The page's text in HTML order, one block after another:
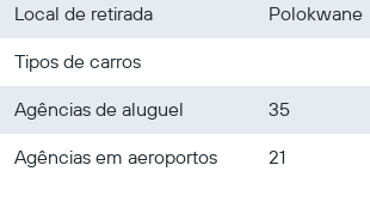
Local de retirada
Polokwane
Tipos de carros
Agências de aluguel
35
Agências em aeroportos
21